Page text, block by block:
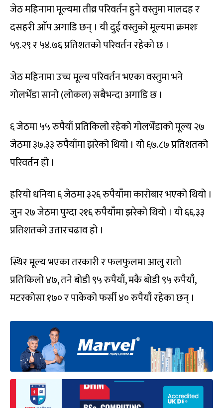
जेठ महिनामा मूल्यमा तीव्र परिवर्तन हुने वस्तुमा मालदह र
दसहरी आँप अगाडि छन् । यी दुई वस्तुको मूल्यमा क्रमशः
५९.२९ र ५४.७६ प्रतिशतको परिवर्तन रहेको छ ।
जेठ महिनामा उच्च मूल्य परिवर्तन भएका वस्तुमा भने
गोलभेँडा सानो (लोकल) सबैभन्दा अगाडि छ ।
६ जेठमा ५५ रुपैयाँ प्रतिकिलो रहेको गोलभेँडाको मूल्य २७
जेठमा ३७.३३ रुपैयाँमा झरेको थियो । यो ६७.८७ प्रतिशतको
परिवर्तन हो ।
हरियो धनिया ६ जेठमा ३२६ रुपैयाँमा कारोबार भएको थियो ।
जुन २७ जेठमा पुग्दा २१६ रुपैयाँमा झरेको थियो । यो ६६.३३
प्रतिशतको उतारचढाव हो ।
स्थिर मूल्य भएका तरकारी र फलफुलमा आलु रातो
प्रतिकिलो ४७, तने बोडी ९५ रुपैयाँ, मकै बोडी ९५ रुपैयाँ,
मटरकोसा १७० र पाकेको फर्सी ४० रुपैयाँ रहेका छन् ।